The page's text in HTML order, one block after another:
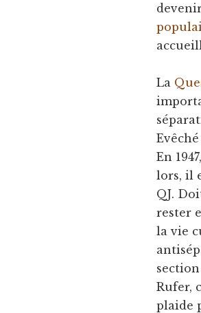
La
En
lors, il
QJ.
rester
la vie
Rufer,
plaide